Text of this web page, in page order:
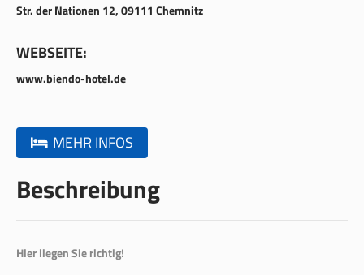
Str. der Nationen 12, 09111 Chemnitz
WEBSEITE:
www.biendo-hotel.de
MEHR INFOS
Beschreibung
Hier liegen Sie richtig!